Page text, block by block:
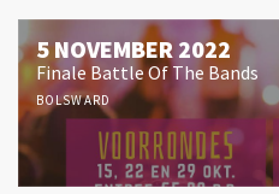
5 NOVEMBER 2022
Finale Battle Of The Bands
BOLSWARD